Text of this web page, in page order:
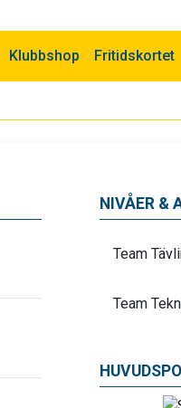
Klubbshop Fritidskortet
NIVÅER &
Team
Team